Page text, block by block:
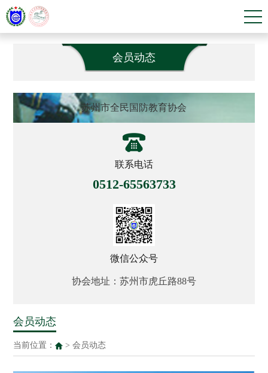
会员动态
苏州市全民国防教育协会
联系电话
0512-65563733
微信公众号
协会地址：苏州市虎丘路88号
会员动态
当前位置： >会员动态